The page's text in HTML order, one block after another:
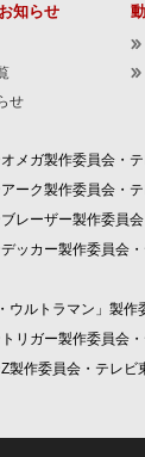
知らせ
せ
メガ製作委員会・
ーク製作委員会・
レーザー製作委員
ッカー製作委員会
ウルトラマン」製作
リガー製作委員会
製作委員会・テレビ